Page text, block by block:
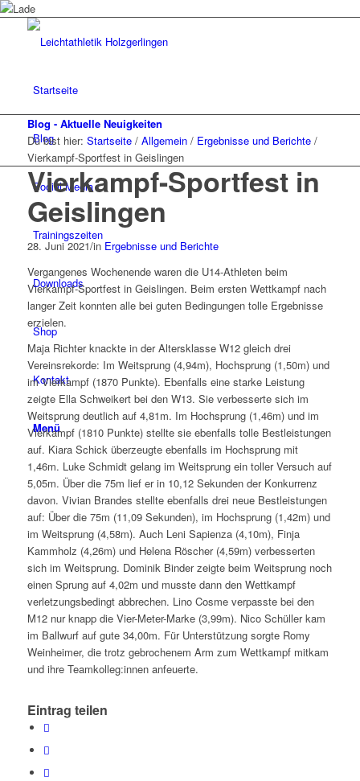
Startseite
Blog
Social Media
Trainingszeiten
Downloads
Shop
Kontakt
Menü
Blog - Aktuelle Neuigkeiten
Du bist hier: Startseite / Allgemein / Ergebnisse und Berichte /
Vierkampf-Sportfest in Geislingen
Vierkampf-Sportfest in
Geislingen
28. Juni 2021/in Ergebnisse und Berichte
Vergangenes Wochenende waren die U14-Athleten beim
Vierkampf-Sportfest in Geislingen. Beim ersten Wettkampf nach
langer Zeit konnten alle bei guten Bedingungen tolle Ergebnisse
erzielen.
Maja Richter knackte in der Altersklasse W12 gleich drei
Vereinsrekorde: Im Weitsprung (4,94m), Hochsprung (1,50m) und
im Vierkampf (1870 Punkte). Ebenfalls eine starke Leistung
zeigte Ella Schweikert bei den W13. Sie verbesserte sich im
Weitsprung deutlich auf 4,81m. Im Hochsprung (1,46m) und im
Vierkampf (1810 Punkte) stellte sie ebenfalls tolle Bestleistungen
auf. Kiara Schick überzeugte ebenfalls im Hochsprung mit
1,46m. Luke Schmidt gelang im Weitsprung ein toller Versuch auf
5,05m. Über die 75m lief er in 10,12 Sekunden der Konkurrenz
davon. Vivian Brandes stellte ebenfalls drei neue Bestleistungen
auf: Über die 75m (11,09 Sekunden), im Hochsprung (1,42m) und
im Weitsprung (4,58m). Auch Leni Sapienza (4,10m), Finja
Kammholz (4,26m) und Helena Röscher (4,59m) verbesserten
sich im Weitsprung. Dominik Binder zeigte beim Weitsprung noch
einen Sprung auf 4,02m und musste dann den Wettkampf
verletzungsbedingt abbrechen. Lino Cosme verpasste bei den
M12 nur knapp die Vier-Meter-Marke (3,99m). Nico Schüller kam
im Ballwurf auf gute 34,00m. Für Unterstützung sorgte Romy
Weinheimer, die trotz gebrochenem Arm zum Wettkampf mitkam
und ihre Teamkolleg:innen anfeuerte.
Eintrag teilen